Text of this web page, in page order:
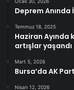
Deprem
Temmuz 18, 2025
Haziran
artışlar yaşandı
Mart 5, 2026
Bursa’da AK
Nisan 12, 2026